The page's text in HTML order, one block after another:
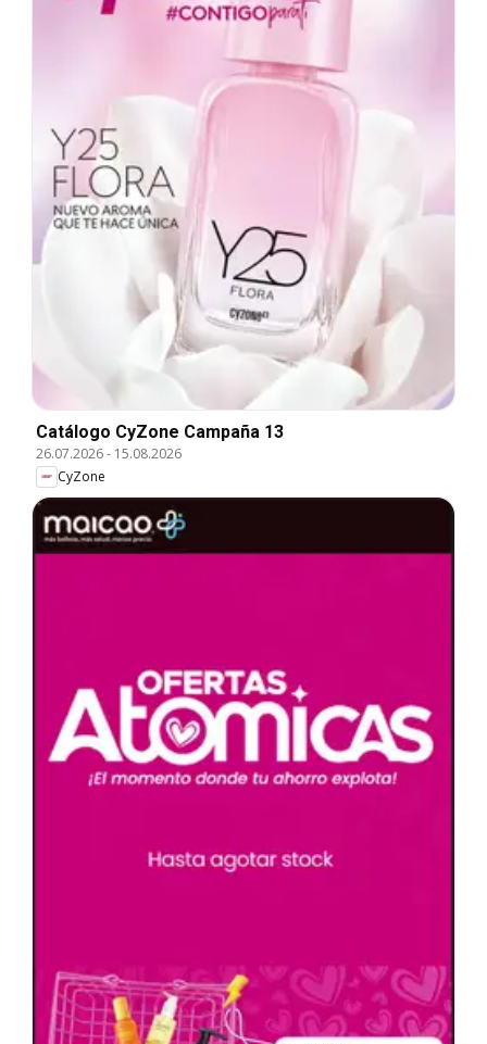
Catálogo CyZone Campaña 13
26.07.2026- 15.08.2026
CyZone